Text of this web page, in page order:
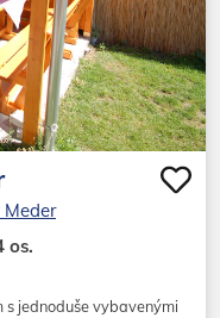
Meder
os.
jednoduše vybavenými